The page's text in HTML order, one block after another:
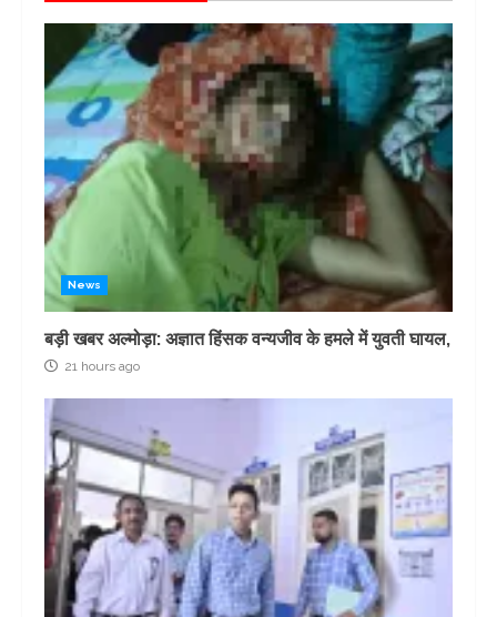
News
बड़ी खबर अल्मोड़ा: अज्ञात हिंसक वन्यजीव के हमले में युवती घायल,
21 hours ago